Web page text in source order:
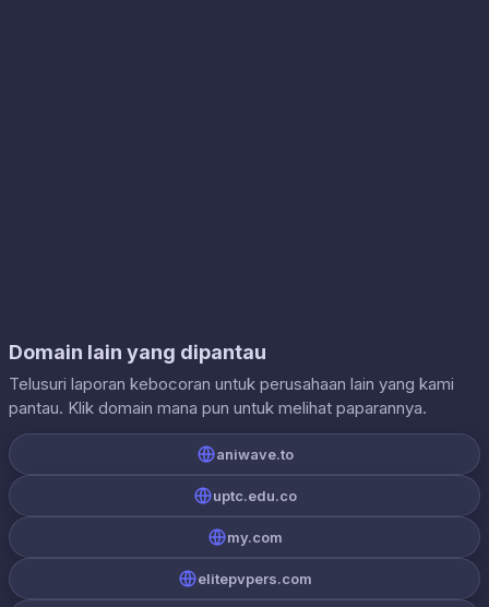
Domain lain yang dipantau
Telusuri laporan kebocoran untuk perusahaan lain yang kami
pantau. Klik domain mana pun untuk melihat paparannya.
aniwave.to
uptc.edu.co
my.com
elitepvpers.com